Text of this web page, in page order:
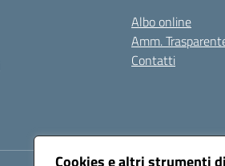
Cookies e altri strumenti
Albo online
Amm.
Contatti